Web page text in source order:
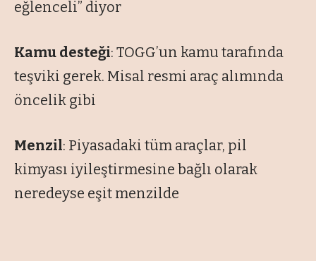
eğlenceli” diyor
Kamu desteği: TOGG’un kamu tarafında
teşviki gerek. Misal resmi araç alımında
öncelik gibi
Menzil: Piyasadaki tüm araçlar, pil
kimyası iyileştirmesine bağlı olarak
neredeyse eşit menzilde